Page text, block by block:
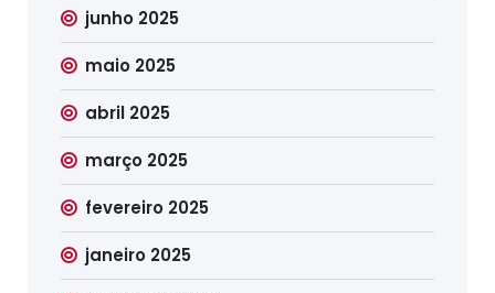
junho 2025
maio 2025
abril 2025
março 2025
fevereiro 2025
janeiro 2025